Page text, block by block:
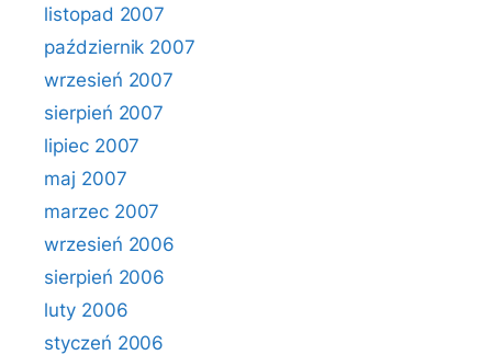
listopad 2007
październik 2007
wrzesień 2007
sierpień 2007
lipiec 2007
maj 2007
marzec 2007
wrzesień 2006
sierpień 2006
luty 2006
styczeń 2006